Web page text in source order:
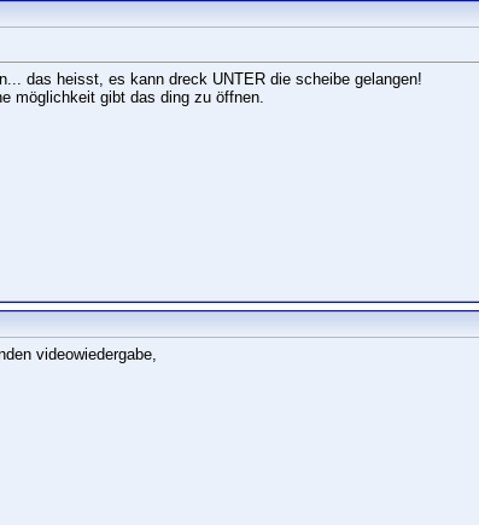
das heisst, es kann dreck UNTER die scheibe gelangen!
möglichkeit gibt das ding zu öffnen.
videowiedergabe,